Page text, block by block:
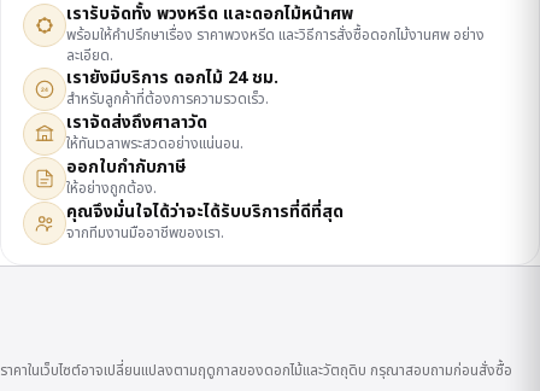
เรารับจัดทั้ง พวงหรีด และดอกไม้หน้าศพ
พร้อมให้คำปรึกษาเรื่อง ราคาพวงหรีด และวิธีการสั่งซื้อดอกไม้งานศพ อย่าง
ละเอียด.
24 เรายังมีบริการ ดอกไม้ 24 ชม.
สำหรับลูกค้าที่ต้องการความรวดเร็ว.
เราจัดส่งถึงศาลาวัด
ให้ทันเวลาพระสวดอย่างแน่นอน.
ออกใบกำกับภาษี
ให้อย่างถูกต้อง.
คุณจึงมั่นใจได้ว่าจะได้รับบริการที่ดีที่สุด
จากทีมงานมืออาชีพของเรา.
ราคาในเว็บไซต์อาจเปลี่ยนแปลงตามฤดูกาลของดอกไม้และวัตถุดิบ กรุณาสอบถามก่อนสั่งซื้อ